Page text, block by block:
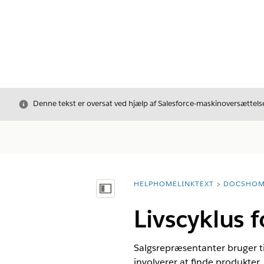
LukDenne tekst er oversat ved hjælp af Salesforce-
Vis indholdsfortegnelse
breadcrumbDescription
HELPHOMELINKTEXT
Livscyklus
Salgsrepræsentanter bruger